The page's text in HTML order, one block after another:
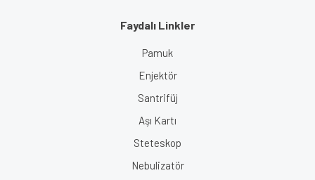
Faydalı Linkler
Pamuk
Enjektör
Santrifüj
Aşı Kartı
Steteskop
Nebulizatör